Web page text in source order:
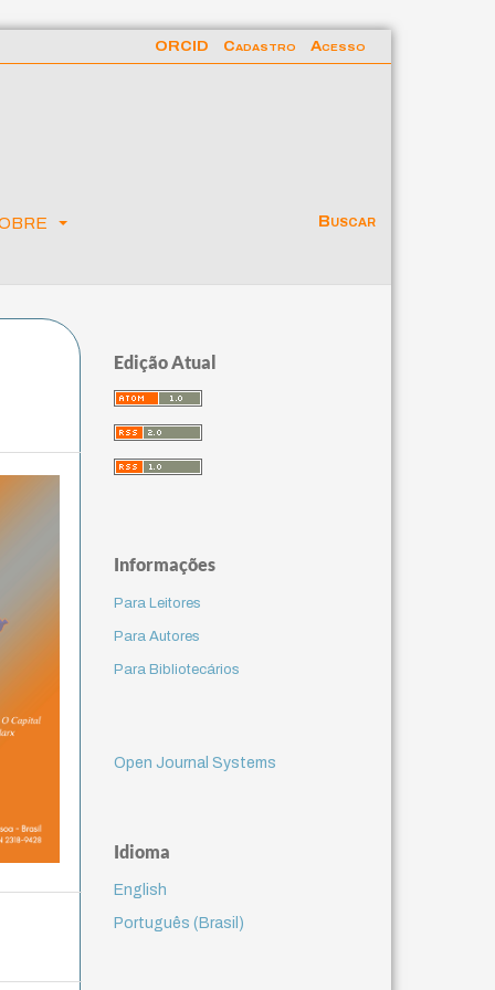
Buscar
ORCID Cadastro Acesso
Edição Atual
Informações
Para Leitores
Para Autores
Para Bibliotecários
Open Journal Systems
Idioma
English
Português (Brasil)